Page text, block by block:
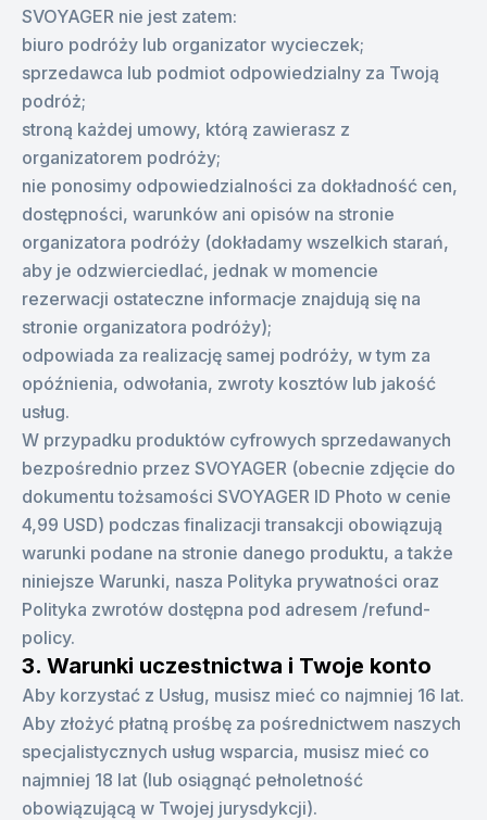
SVOYAGER nie jest zatem:
biuro podróży lub organizator wycieczek;
sprzedawca lub podmiot odpowiedzialny za Twoją
podróż;
stroną każdej umowy, którą zawierasz z
organizatorem podróży;
nie ponosimy odpowiedzialności za dokładność cen,
dostępności, warunków ani opisów na stronie
organizatora podróży (dokładamy wszelkich starań,
aby je odzwierciedlać, jednak w momencie
rezerwacji ostateczne informacje znajdują się na
stronie organizatora podróży);
odpowiada za realizację samej podróży, w tym za
opóźnienia, odwołania, zwroty kosztów lub jakość
usług.
W przypadku produktów cyfrowych sprzedawanych
bezpośrednio przez SVOYAGER (obecnie zdjęcie do
dokumentu tożsamości SVOYAGER ID Photo w cenie
4,99 USD) podczas finalizacji transakcji obowiązują
warunki podane na stronie danego produktu, a także
niniejsze Warunki, nasza Polityka prywatności oraz
Polityka zwrotów dostępna pod adresem /refund-
policy.
3. Warunki uczestnictwa i Twoje konto
Aby korzystać z Usług, musisz mieć co najmniej 16 lat.
Aby złożyć płatną prośbę za pośrednictwem naszych
specjalistycznych usług wsparcia, musisz mieć co
najmniej 18 lat (lub osiągnąć pełnoletność
obowiązującą w Twojej jurysdykcji).